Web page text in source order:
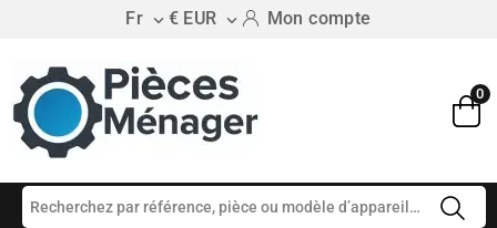
Fr  € EUR  Mon compte
0